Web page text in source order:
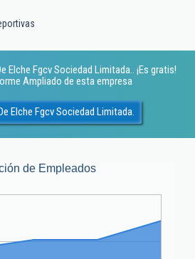
Elche Fgcv Sociedad Limitada.. ¡Es gratis!
Ampliado de esta empresa
Elche Fgcv Sociedad Limitada.
de Empleados